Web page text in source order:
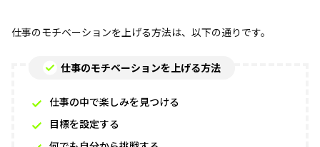
仕事のモチベーションを上げる方法は、以下の通りです。
仕事のモチベーションを上げる方法
仕事の中で楽しみを見つける
目標を設定する